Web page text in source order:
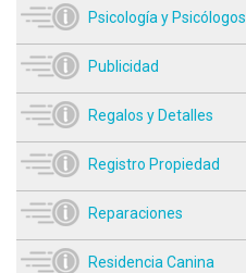
Psicología y Psicólogos
Publicidad
Regalos y Detalles
Registro Propiedad
Reparaciones
Residencia Canina